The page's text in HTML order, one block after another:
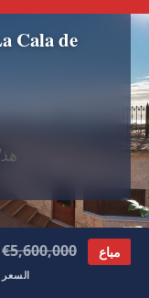
€5,600,000 مباع
السعر